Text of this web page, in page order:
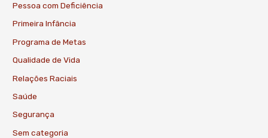
Pessoa com Deficiência
Primeira Infância
Programa de Metas
Qualidade de Vida
Relações Raciais
Saúde
Segurança
Sem categoria